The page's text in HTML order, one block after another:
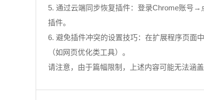
5. 通过云端同步恢复插件：登录Chrome账号
插件。
6. 避免插件冲突的设置技巧：在扩展程序页面
（如网页优化类工具）。
请注意，由于篇幅限制，上述内容可能无法涵